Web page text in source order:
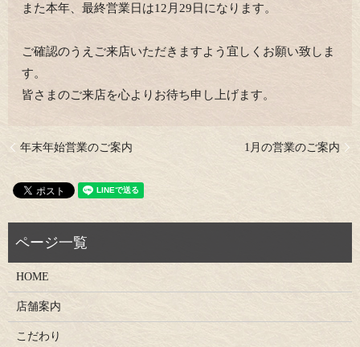
また本年、最終営業日は12月29日になります。
ご確認のうえご来店いただきますよう宜しくお願い致しま
す。
皆さまのご来店を心よりお待ち申し上げます。
年末年始営業のご案内 1月の営業のご案内
HOME
店舗案内
こだわり